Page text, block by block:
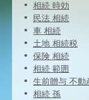
相続 時効
民法 相続
車 相続
土地 相続税
保険 相続
相続 範囲
生前贈与 不動
相続 孫